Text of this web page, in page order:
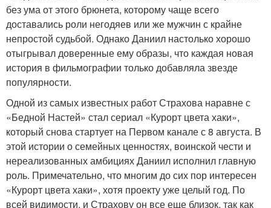
без ума от этого брюнета, которому чаще всего
доставались роли негодяев или же мужчин с крайне
непростой судьбой. Однако Даниил настолько хорошо
отыгрывал доверенные ему образы, что каждая новая
история в фильмографии только добавляла звезде
популярности.
Одной из самых известных работ Страхова наравне с
«Бедной Настей» стал сериал «Курорт цвета хаки»,
который снова стартует на Первом канале с 8 августа. В
этой истории о семейных ценностях, воинской чести и
нереализованных амбициях Даниил исполнил главную
роль. Примечательно, что многим до сих пор интересен
«Курорт цвета хаки», хотя проекту уже целый год. По
всей видимости, и Страхову он все еще близок, так как